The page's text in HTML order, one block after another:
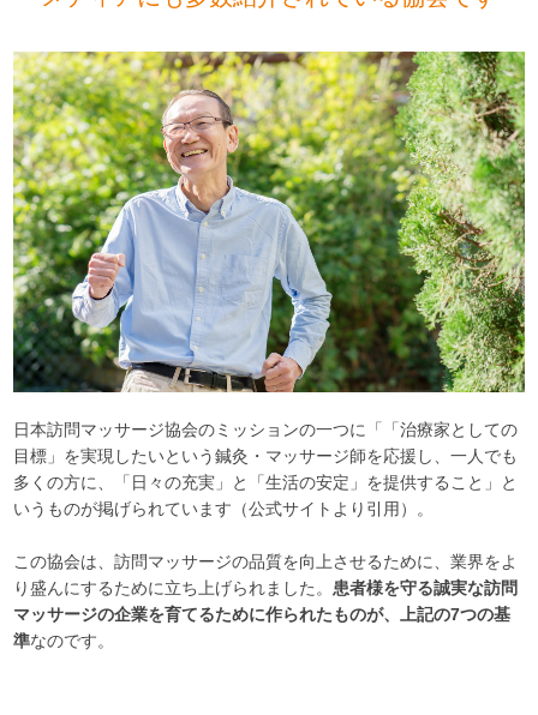
日本訪問マッサージ協会のミッションの一つに「「治療家としての
目標」を実現したいという鍼灸・マッサージ師を応援し、一人でも
多くの方に、「日々の充実」と「生活の安定」を提供すること」と
いうものが掲げられています（公式サイトより引用）。
この協会は、訪問マッサージの品質を向上させるために、業界をよ
り盛んにするために立ち上げられました。 患者様を守る誠実な訪問
マッサージの企業を育てるために作られたものが、上記の7つの基
準なのです。